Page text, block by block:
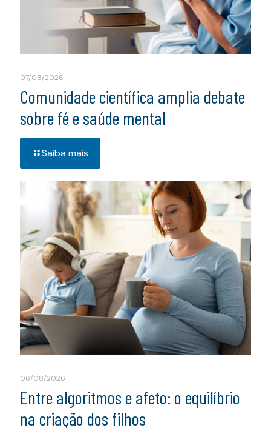
07/08/2026
Comunidade científica amplia debate
sobre fé e saúde mental
Saiba mais
06/08/2026
Entre algoritmos e afeto: o equilíbrio
na criação dos filhos